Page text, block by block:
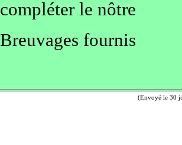
compléter le nôtre
Breuvages fournis
(Envoyé le 30